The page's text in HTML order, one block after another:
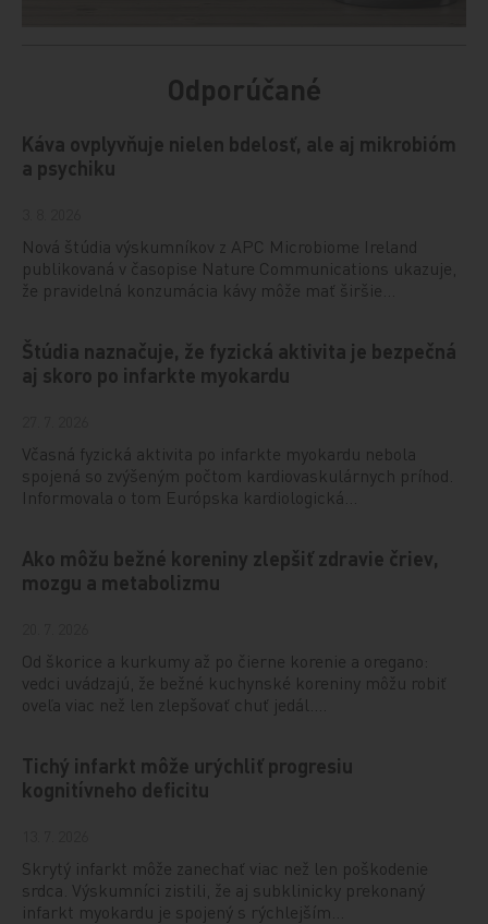
Odporúčané
Káva ovplyvňuje nielen bdelosť, ale aj mikrobióm
a psychiku
Nová štúdia výskumníkov z APC Microbiome Ireland
publikovaná v časopise Nature Communications ukazuje,
že pravidelná konzumácia kávy môže mať širšie…
Štúdia naznačuje, že fyzická aktivita je bezpečná
aj skoro po infarkte myokardu
Včasná fyzická aktivita po infarkte myokardu nebola
spojená so zvýšeným počtom kardiovaskulárnych príhod.
Informovala o tom Európska kardiologická…
Ako môžu bežné koreniny zlepšiť zdravie čriev,
mozgu a metabolizmu
Od škorice a kurkumy až po čierne korenie a oregano:
vedci uvádzajú, že bežné kuchynské koreniny môžu robiť
oveľa viac než len zlepšovať chuť jedál.…
Tichý infarkt môže urýchliť progresiu
kognitívneho deficitu
Skrytý infarkt môže zanechať viac než len poškodenie
srdca. Výskumníci zistili, že aj subklinicky prekonaný
infarkt myokardu je spojený s rýchlejším…